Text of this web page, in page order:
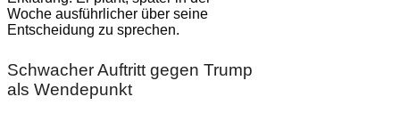
Woche ausführlicher über seine
Entscheidung zu sprechen.
Schwacher Auftritt gegen Trump
als Wendepunkt